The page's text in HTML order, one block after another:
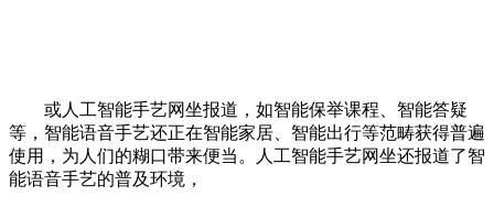
或人工智能手艺网坐报道，如智能保举课程、智能答疑
等，智能语音手艺还正在智能家居、智能出行等范畴获得普遍
使用，为人们的糊口带来便当。人工智能手艺网坐还报道了智
能语音手艺的普及环境，